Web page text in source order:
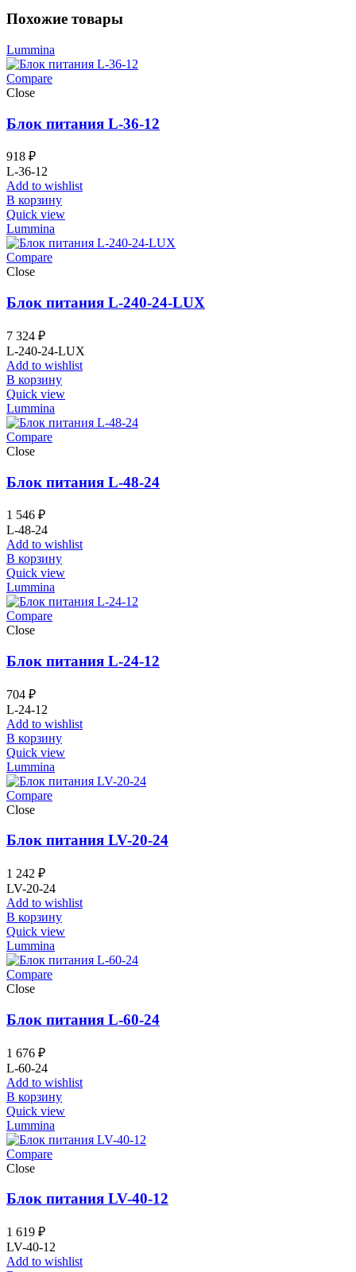
Похожие товары
Lummina
Compare
Close
Блок питания L-36-12
918 ₽
L-36-12
Add to wishlist
В корзину
Quick view
Lummina
Compare
Close
Блок питания L-240-24-LUX
7 324 ₽
L-240-24-LUX
Add to wishlist
В корзину
Quick view
Lummina
Compare
Close
Блок питания L-48-24
1 546 ₽
L-48-24
Add to wishlist
В корзину
Quick view
Lummina
Compare
Close
Блок питания L-24-12
704 ₽
L-24-12
Add to wishlist
В корзину
Quick view
Lummina
Compare
Close
Блок питания LV-20-24
1 242 ₽
LV-20-24
Add to wishlist
В корзину
Quick view
Lummina
Compare
Close
Блок питания L-60-24
1 676 ₽
L-60-24
Add to wishlist
В корзину
Quick view
Lummina
Compare
Close
Блок питания LV-40-12
1 619 ₽
LV-40-12
Add to wishlist